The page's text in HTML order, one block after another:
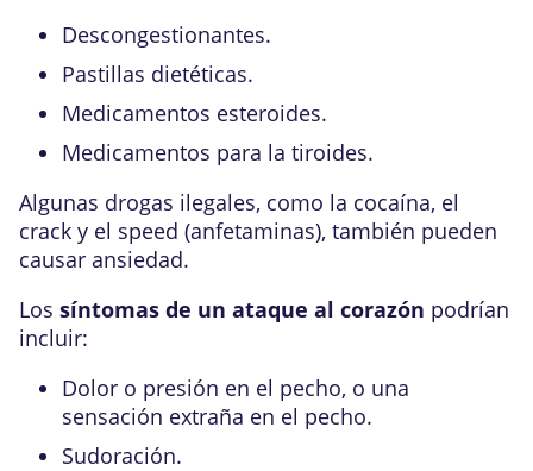
Descongestionantes.
Pastillas dietéticas.
Medicamentos esteroides.
Medicamentos para la tiroides.
Algunas drogas ilegales, como la cocaína, el
crack y el speed (anfetaminas), también pueden
causar ansiedad.
Los síntomas de un ataque al corazón podrían
incluir:
Dolor o presión en el pecho, o una
sensación extraña en el pecho.
Sudoración.